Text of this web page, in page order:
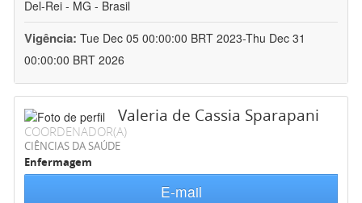
Del-Rei - MG - Brasil
Vigência: Tue Dec 05 00:00:00 BRT 2023-Thu Dec 31
00:00:00 BRT 2026
Valeria de Cassia Sparapani
COORDENADOR(A)
CIÊNCIAS DA SAÚDE
Enfermagem
E-mail